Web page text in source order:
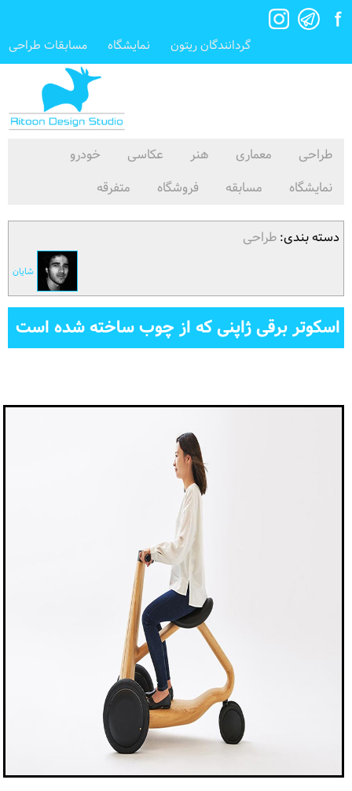
گردانندگان ریتون نمایشگاه مسابقات طراحی
طراحی معماری هنر عکاسی
خودرو
نمایشگاه
مسابقه فروشگاه متفرقه
دسته بندی:طراحی
شایان
اسکوتر برقی ژاپنی که از چوب ساخته شده است